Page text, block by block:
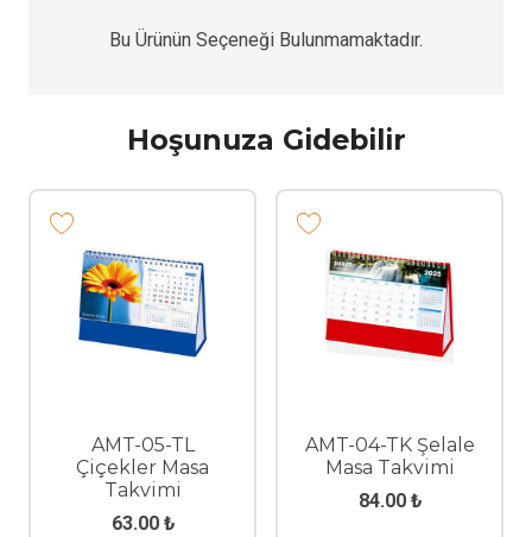
Bu Ürünün Seçeneği Bulunmamaktadır.
Hoşunuza Gidebilir
AMT-05-TL
Çiçekler Masa
Takvimi
63.00 ₺
AMT-04-TK Şelale
Masa Takvimi
84.00 ₺